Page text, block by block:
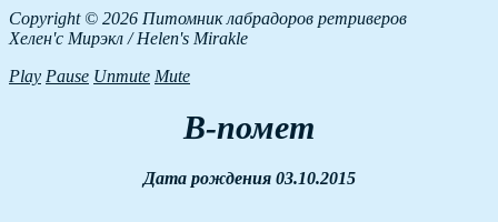
Copyright © 2026 Питомник лабрадоров ретриверов
Хелен'с Мирэкл / Helen's Mirakle
Play Pause Unmute Mute
В-помет
Дата рождения 03.10.2015